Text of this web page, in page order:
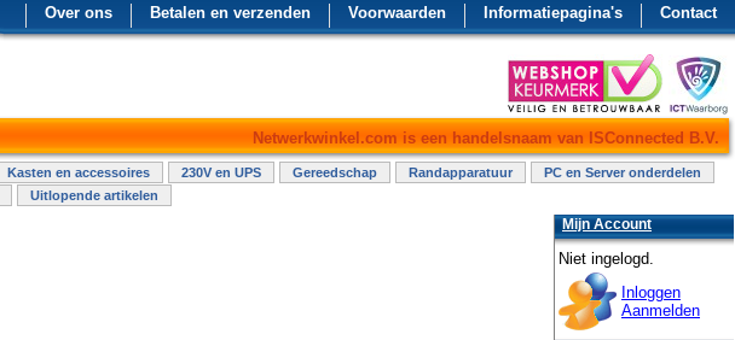
Contact
Informatiepagina's
Voorwaarden
Betalen en verzenden
Over ons
Netwerkwinkel.com is een handelsnaam van ISConnected B.V.
Kasten en accessoires 230V en UPS Gereedschap Randapparatuur
PC en Server onderdelen
Uitlopende artikelen
Mijn Account
Niet ingelogd.
Inloggen
Aanmelden